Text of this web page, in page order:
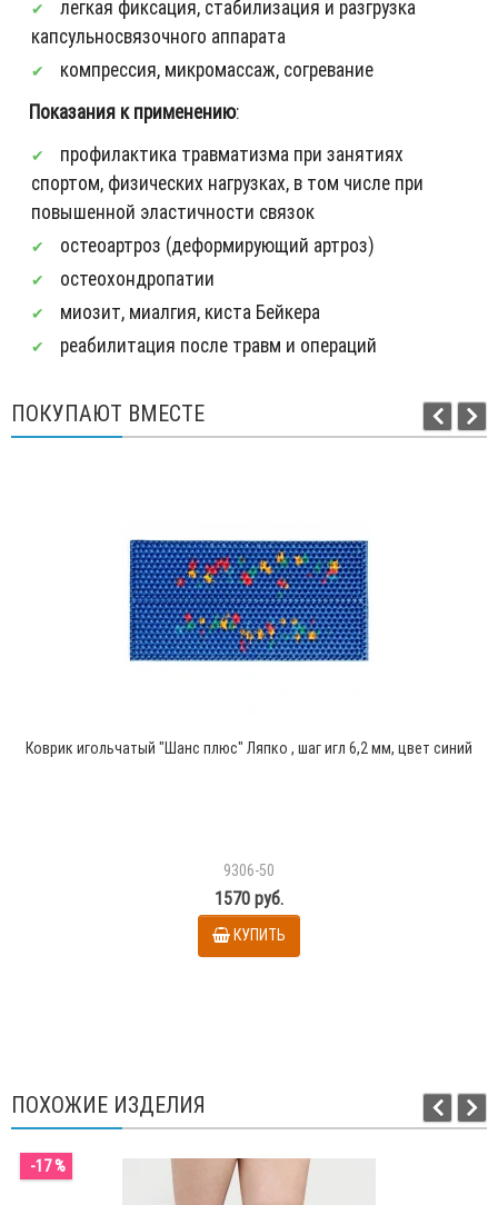
легкая фиксация, стабилизация и разгрузка
капсульно­связочного аппарата
компрессия, микромассаж, согревание
Показания к применению:
профилактика травматизма при занятиях
спортом, физических нагрузках, в том числе при
повышенной эластичности связок
остеоартроз (деформирующий артроз)
остеохондропатии
миозит, миалгия, киста Бейкера
реабилитация после травм и операций
ПОКУПАЮТ ВМЕСТЕ
Коврик игольчатый "Шанс плюс" Ляпко , шаг игл 6,2 мм, цвет синий
9306-50
1570 руб.
КУПИТЬ
ПОХОЖИЕ ИЗДЕЛИЯ
-17 %